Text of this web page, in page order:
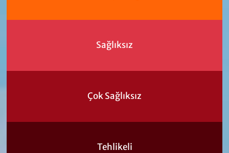
Sağlıksız
Çok Sağlıksız
Tehlikeli